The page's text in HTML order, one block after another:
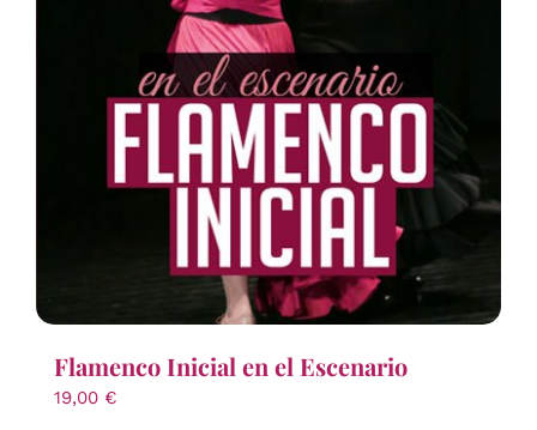
Flamenco Inicial en el Escenario
19,00 €